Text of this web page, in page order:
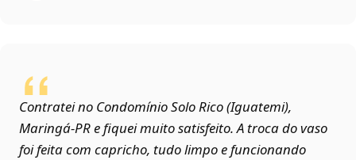
Contratei no Condomínio Solo Rico (Iguatemi),
Maringá‑PR e fiquei muito satisfeito. A troca do vaso
foi feita com capricho, tudo limpo e funcionando